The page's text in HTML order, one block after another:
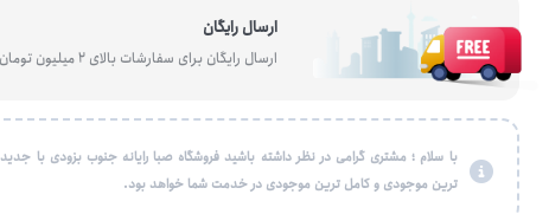
ارسال رایگان
ارسال رایگان برای سفارشات بالای 2 میلیون تومان
با سلام ؛ مشتری گرامی در نظر داشته باشید فروشگاه صبا رایانه جنوب بزودی با جدید
ترین موجودی و کامل ترین موجودی در خدمت شما خواهد بود.